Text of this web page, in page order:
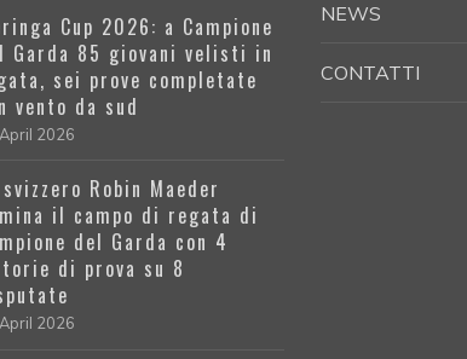
Cup 2026: a Campione
Garda 85 giovani velisti in
sei prove completate
vento da sud
2026
svizzero Robin Maeder
il campo di regata di
del Garda con 4
di prova su 8
2026
NEWS
CONTATTI